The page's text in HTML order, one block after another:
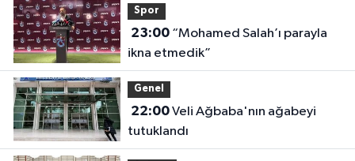
Spor
23:00“Mohamed Salah’ı parayla
ikna etmedik”
Genel
22:00Veli Ağbaba'nın ağabeyi
tutuklandı